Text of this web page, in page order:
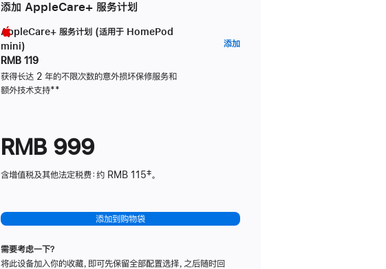
添加 AppleCare+ 服务计划
AppleCare+ 服务计划 (适用于 HomePod
mini)
RMB 119
获得长达 2 年的不限次数的意外损坏保修服务和
额外技术支持脚
**
添加AppleCare+
RMB 999
含增值税及其他法定税费：约 RMB 115‡。
添加到购物袋
需要考虑一下？
将此设备加入你的收藏，即可先保留全部配置选择，之后随时回